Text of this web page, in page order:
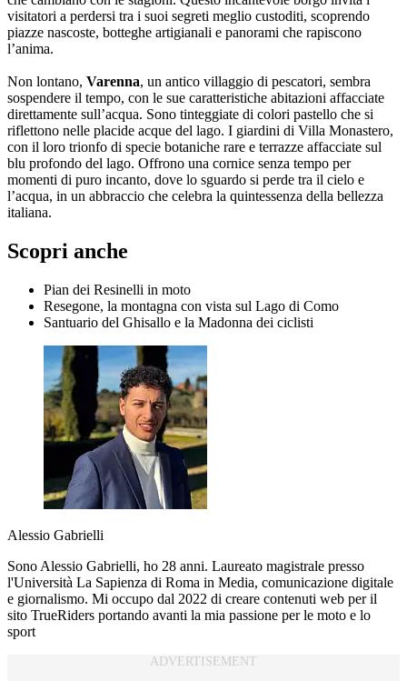
visitatori a perdersi tra i suoi segreti meglio custoditi, scoprendo
piazze nascoste, botteghe artigianali e panorami che rapiscono
l’anima.
Non lontano, Varenna, un antico villaggio di pescatori, sembra
sospendere il tempo, con le sue caratteristiche abitazioni affacciate
direttamente sull’acqua. Sono tinteggiate di colori pastello che si
riflettono nelle placide acque del lago. I giardini di Villa Monastero,
con il loro trionfo di specie botaniche rare e terrazze affacciate sul
blu profondo del lago. Offrono una cornice senza tempo per
momenti di puro incanto, dove lo sguardo si perde tra il cielo e
l’acqua, in un abbraccio che celebra la quintessenza della bellezza
italiana.
Scopri anche
Pian dei Resinelli in moto
Resegone, la montagna con vista sul Lago di Como
Santuario del Ghisallo e la Madonna dei ciclisti
Alessio Gabrielli
Sono Alessio Gabrielli, ho 28 anni. Laureato magistrale presso
l'Università La Sapienza di Roma in Media, comunicazione digitale
e giornalismo. Mi occupo dal 2022 di creare contenuti web per il
sito TrueRiders portando avanti la mia passione per le moto e lo
sport